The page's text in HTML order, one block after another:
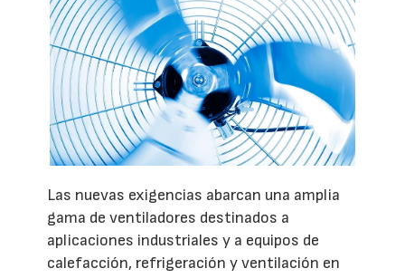
Las nuevas exigencias abarcan una amplia
gama de ventiladores destinados a
aplicaciones industriales y a equipos de
calefacción, refrigeración y ventilación en